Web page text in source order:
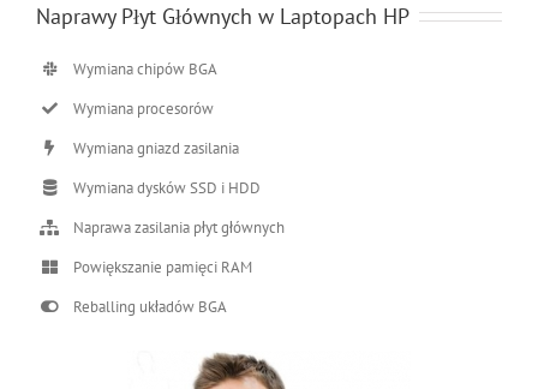
Naprawy Płyt Głównych w Laptopach HP
Wymiana chipów BGA
Wymiana procesorów
Wymiana gniazd zasilania
Wymiana dysków SSD i HDD
Naprawa zasilania płyt głównych
Powiększanie pamięci RAM
Reballing układów BGA